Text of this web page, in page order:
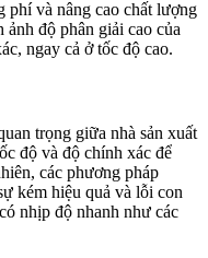
phí và nâng cao chất lượng
độ phân giải cao của
ngay cả ở tốc độ cao.
trọng giữa nhà sản xuất
độ và độ chính xác để
các phương pháp
kém hiệu quả và lỗi con
nhịp độ nhanh như các